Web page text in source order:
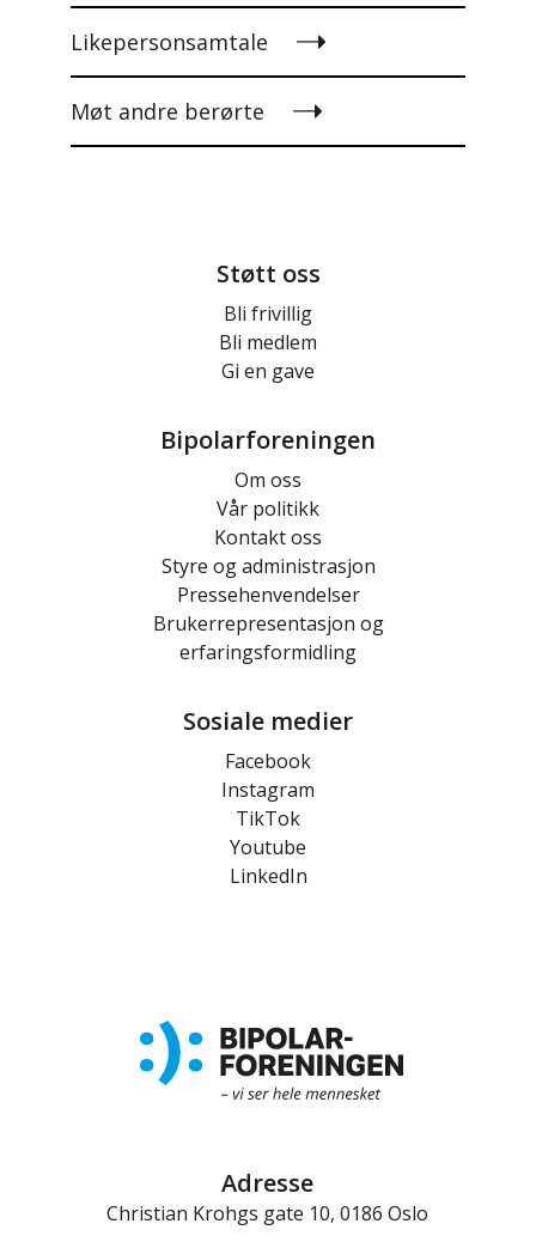
Likepersonsamtale
Møt andre berørte
Støtt oss
Bli frivillig
Bli medlem
Gi en gave
Bipolarforeningen
Om oss
Vår politikk
Kontakt oss
Styre og administrasjon
Pressehenvendelser
Brukerrepresentasjon og
erfaringsformidling
Sosiale medier
Facebook
Instagram
TikTok
Youtube
LinkedIn
Adresse
Christian Krohgs gate 10, 0186 Oslo